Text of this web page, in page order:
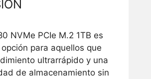
NVMe PCIe M.2 1TB es
para aquellos que
ultrarrápido y una
de almacenamiento sin